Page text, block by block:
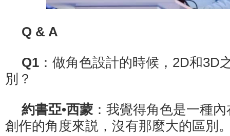
Q & A
Q1 ：做角色設計的時候，2D和3D
別？
約書亞•西蒙 ：我覺得角色是一種
創作的角度來説，沒有那麼大的區別